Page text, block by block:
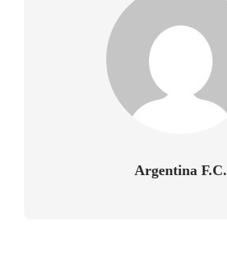
Argentina F.C.